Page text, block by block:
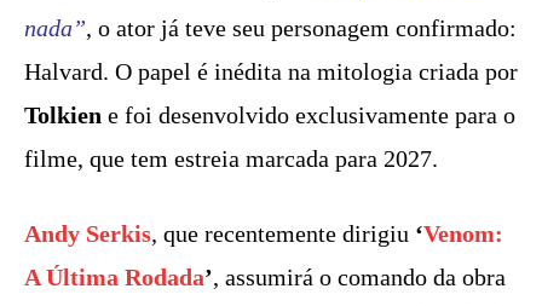
nada”, o ator já teve seu personagem confirmado:
Halvard. O papel é inédita na mitologia criada por
Tolkien e foi desenvolvido exclusivamente para o
filme, que tem estreia marcada para 2027.
Andy Serkis, que recentemente dirigiu ‘Venom:
A Última Rodada’, assumirá o comando da obra